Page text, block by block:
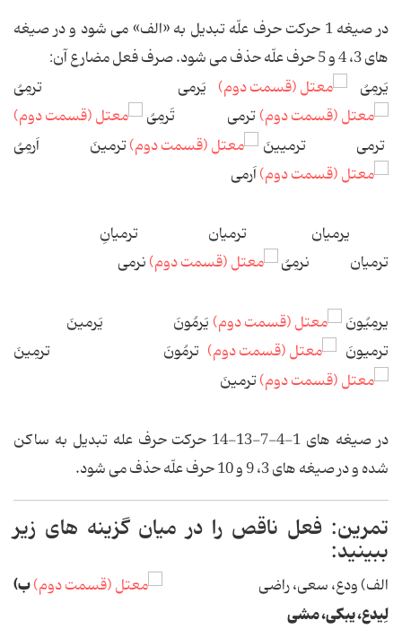
در صیغه 1 حرکت حرف علّه تبدیل به «الف» می شود و در صیغه
های 3، 4 و 5 حرف علّه حذف می شود. صرف فعل مضارع آن:
یَرمِیُ
یَرمی ترمِیُ
ترمی تَرمِیُ
ترمی ترمیینَ
ترمینَ اَرمِیُ
اَرمی
یرمیان ترمیان ترمیانِ
ترمیان نرمِیُ
نرمی
یرمِیُونَ
یَرمُونَ یَرمینَ
ترمیونَ
ترمُونَ ترمِینَ
ترمینَ
در صیغه های 1-4-7-13-14 حرکت حرف عله تبدیل به ساکن
شده و در صیغه های 3، 9 و 10 حرف علّه حذف می شود.
تمرین: فعل ناقص را در میان گزینه های زیر
ببینید:
الف) ودع، سعی، راضی
ب)
لِیدع، یبکی، مشی